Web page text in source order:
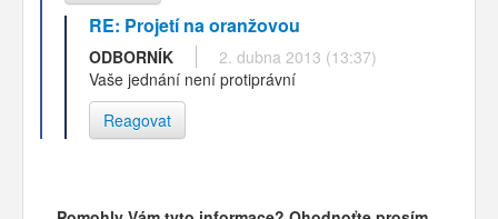
RE: Projetí na oranžovou
ODBORNÍK
2. dubna 2013 (13:37)
Vaše jednání není protiprávní
Reagovat